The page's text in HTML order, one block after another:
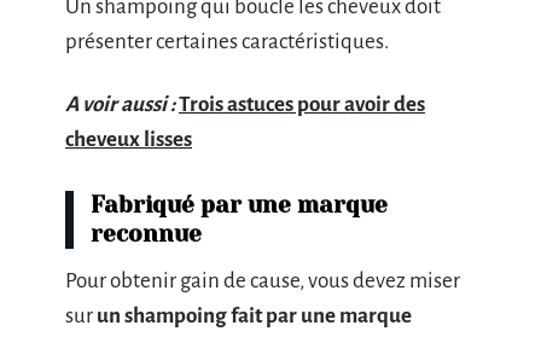
Un shampoing qui boucle les cheveux doit
présenter certaines caractéristiques.
A voir aussi :Trois astuces pour avoir des
cheveux lisses
Fabriqué par une marque
reconnue
Pour obtenir gain de cause, vous devez miser
sur un shampoing fait par une marque